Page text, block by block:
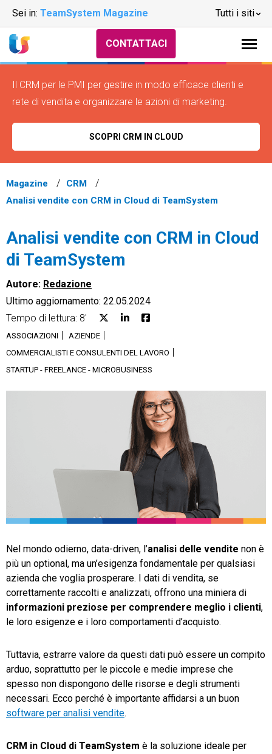
Sei in: TeamSystem Magazine Tutti i siti
CRM
Ecommerce
Trust Services
TeamSystem Store
CONTATTACI
Il CRM per le PMI per gestire in modo efficace clienti e
rete di vendita e organizzare le azioni di marketing.
SCOPRI CRM IN CLOUD
Magazine
CRM
Analisi vendite con CRM in Cloud di TeamSystem
Analisi vendite con CRM in Cloud
di TeamSystem
Autore: Redazione
Ultimo aggiornamento: 22.05.2024
Tempo di lettura: 8'
ASSOCIAZIONI
AZIENDE
COMMERCIALISTI E CONSULENTI DEL LAVORO
STARTUP - FREELANCE - MICROBUSINESS
Nel mondo odierno, data-driven, l’analisi delle vendite non è
più un optional, ma un’esigenza fondamentale per qualsiasi
azienda che voglia prosperare. I dati di vendita, se
correttamente raccolti e analizzati, offrono una miniera di
informazioni preziose per comprendere meglio i clienti,
le loro esigenze e i loro comportamenti d’acquisto.
Tuttavia, estrarre valore da questi dati può essere un compito
arduo, soprattutto per le piccole e medie imprese che
spesso non dispongono delle risorse e degli strumenti
necessari. Ecco perché è importante affidarsi a un buon
software per analisi vendite.
CRM in Cloud di TeamSystem è la soluzione ideale per